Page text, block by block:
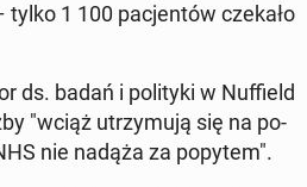
tylko 1 100 pa­cjen­tów czekało
ds. badań i po­li­ty­ki w Nuf­field
"wciąż utrzy­mu­ją się na po­
nie nadąża za popytem".